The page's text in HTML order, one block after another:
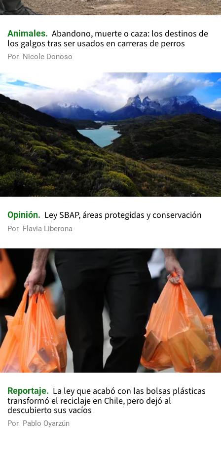
Animales
Abandono, muerte o caza: los destinos de
los galgos tras ser usados en carreras de perros
Por Nicole Donoso
Opinión Ley SBAP, áreas protegidas y conservación
Por Flavia Liberona
Reportaje
La ley que acabó con las bolsas plásticas
transformó el reciclaje en Chile, pero dejó al
descubierto sus vacíos
Por Pablo Oyarzún